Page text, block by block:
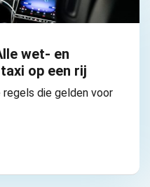
wet- en
op een rij
die gelden voor